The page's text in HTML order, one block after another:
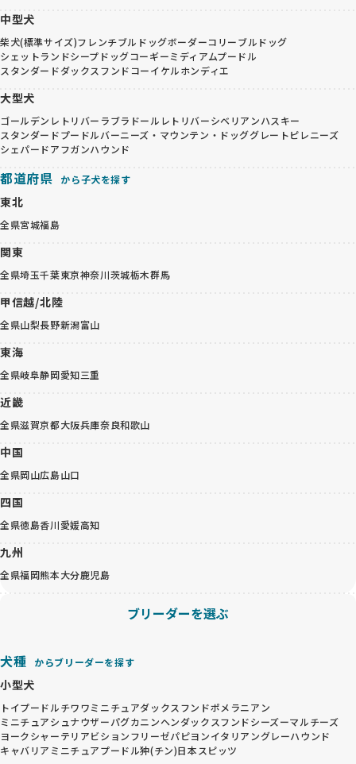
中型犬
柴犬(標準サイズ)フレンチブルドッグボーダーコリーブルドッグ
シェットランドシープドッグコーギーミディアムプードル
スタンダードダックスフンドコーイケルホンディエ
大型犬
ゴールデンレトリバー ラブラドールレトリバーシベリアンハスキー
スタンダードプードルバーニーズ・マウンテン・ドッググレートピレニーズ
シェパードアフガンハウンド
都道府県 から子犬を探す
東北
全県宮城福島
関東
全県埼玉千葉東京神奈川茨城栃木群馬
甲信越/北陸
全県山梨長野新潟富山
東海
全県岐阜静岡愛知三重
近畿
全県滋賀京都大阪兵庫奈良和歌山
中国
全県岡山広島山口
四国
全県徳島香川愛媛高知
九州
全県福岡熊本大分鹿児島
ブリーダーを選ぶ
犬種 からブリーダーを探す
小型犬
トイプードルチワワミニチュアダックスフンドポメラニアン
ミニチュアシュナウザーパグカニンヘンダックスフンドシーズーマルチーズ
ヨークシャーテリアビションフリーゼパピヨンイタリアングレーハウンド
キャバリア ミニチュアプードル狆(チン)日本スピッツ